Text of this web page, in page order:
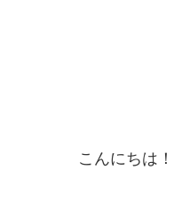
こんにちは！